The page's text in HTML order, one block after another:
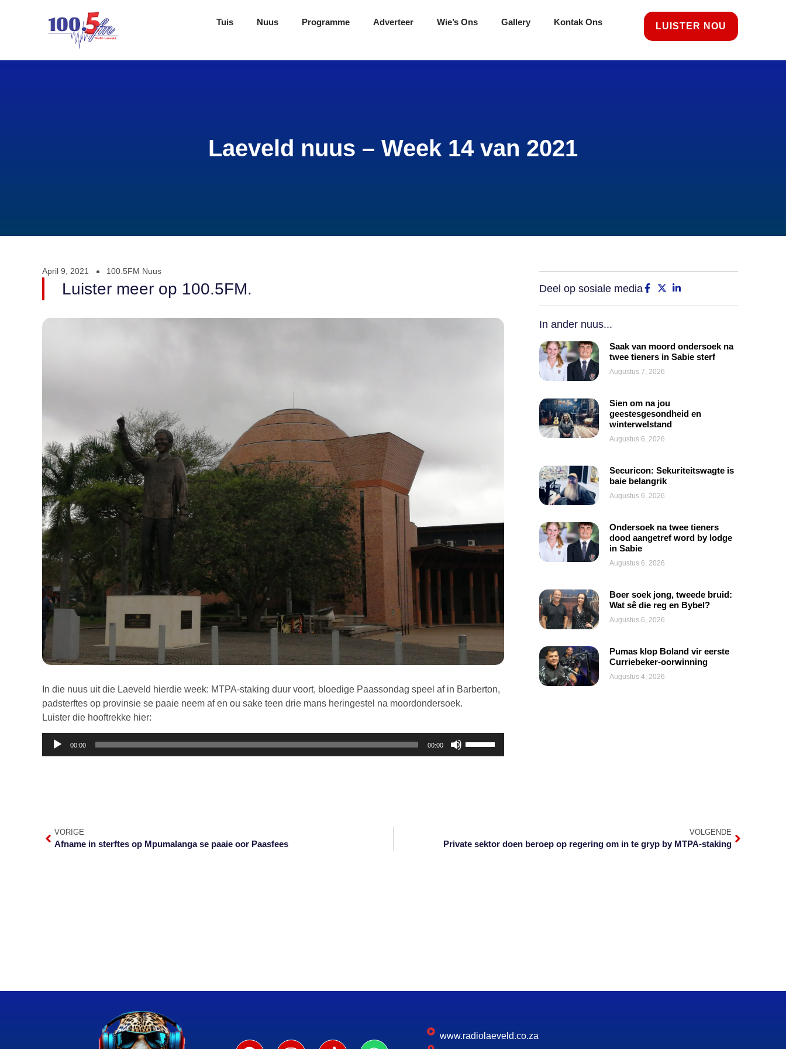
Tuis Nuus Programme Adverteer Wie’s Ons Gallery Kontak Ons LUISTER NOU
Laeveld nuus – Week 14 van 2021
April 9, 2021 100.5FM Nuus
Luister meer op 100.5FM.
In die nuus uit die Laeveld hierdie week: MTPA-staking duur voort, bloedige Paassondag speel af in Barberton,
padsterftes op provinsie se paaie neem af en ou sake teen drie mans heringestel na moordondersoek.
Luister die hooftrekke hier:
Klankspeler
00:00 00:00
Deel op sosiale media
In ander nuus...
Saak van moord ondersoek na
twee tieners in Sabie sterf
Augustus 7, 2026
Sien om na jou
geestesgesondheid en
winterwelstand
Augustus 6, 2026
Securicon: Sekuriteitswagte is
baie belangrik
Augustus 6, 2026
Ondersoek na twee tieners
dood aangetref word by lodge
in Sabie
Augustus 6, 2026
Boer soek jong, tweede bruid:
Wat sê die reg en Bybel?
Augustus 6, 2026
Pumas klop Boland vir eerste
Curriebeker-oorwinning
Augustus 4, 2026
VORIGE
Afname in sterftes op Mpumalanga se paaie oor Paasfees
VOLGENDE
Private sektor doen beroep op regering om in te gryp by MTPA-staking
www.radiolaeveld.co.za